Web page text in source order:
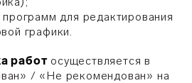
для редактирования
графики.
работосуществляется в
/ «Не рекомендован» на